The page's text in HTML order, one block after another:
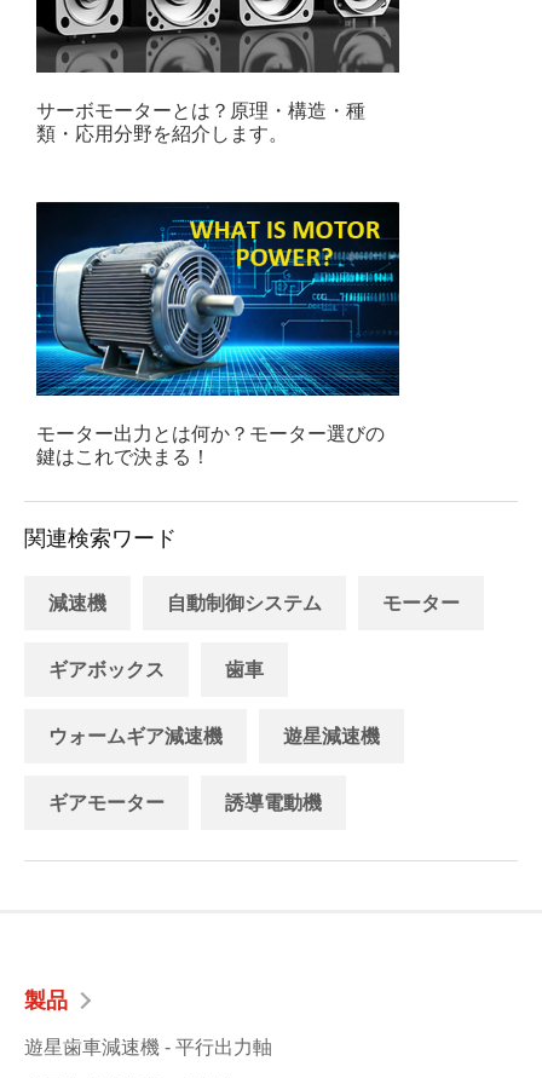
サーボモーターとは？原理・構造・種
類・応用分野を紹介します。
モーター出力とは何か？モーター選びの
鍵はこれで決まる！
関連検索ワード
減速機 自動制御システム モーター
ギアボックス 歯車
ウォームギア減速機 遊星減速機
ギアモーター 誘導電動機
製品
遊星歯車減速機 - 平行出力軸